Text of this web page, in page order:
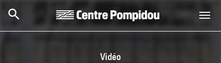
Vidéo